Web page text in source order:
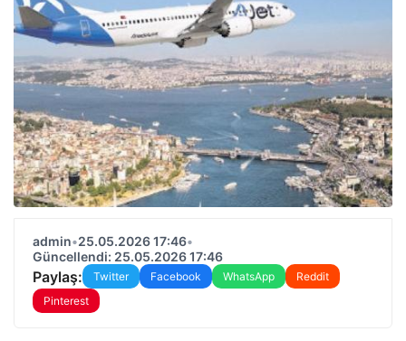
admin•25.05.2026 17:46•
Güncellendi: 25.05.2026 17:46
Paylaş: Twitter Facebook WhatsApp
Reddit
Pinterest